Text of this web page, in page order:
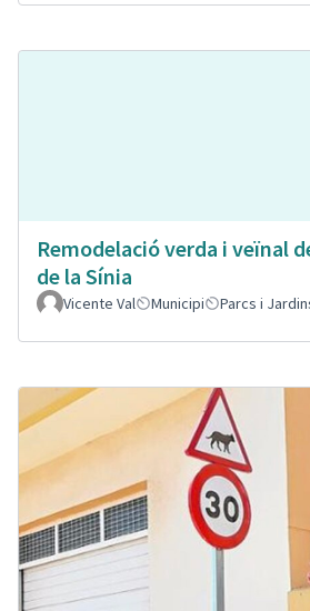
Remodelació verda i veïnal
de la Sínia
Vicente Val Municipi Parcs i